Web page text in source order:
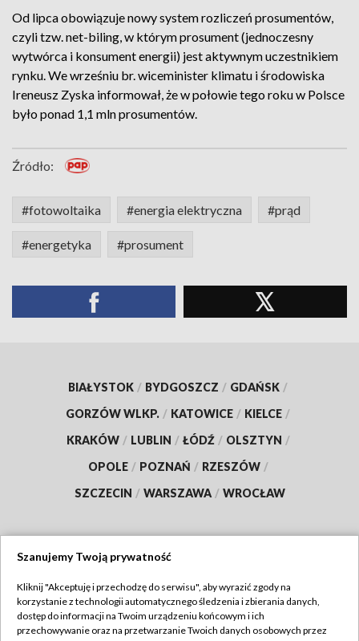
Od lipca obowiązuje nowy system rozliczeń prosumentów,
czyli tzw. net-biling, w którym prosument (jednoczesny
wytwórca i konsument energii) jest aktywnym uczestnikiem
rynku. We wrześniu br. wiceminister klimatu i środowiska
Ireneusz Zyska informował, że w połowie tego roku w Polsce
było ponad 1,1 mln prosumentów.
Źródło:
#fotowoltaika #energia elektryczna #prąd
#energetyka #prosument
BIAŁYSTOK / BYDGOSZCZ / GDAŃSK /
GORZÓW WLKP. / KATOWICE / KIELCE /
KRAKÓW / LUBLIN / ŁÓDŹ / OLSZTYN /
OPOLE / POZNAŃ / RZESZÓW /
SZCZECIN / WARSZAWA / WROCŁAW
TVP
Abonament TVP
Regulamin TVP
Szanujemy Twoją prywatność
Kliknij "Akceptuję i przechodzę do serwisu", aby wyrazić zgody na
korzystanie z technologii automatycznego śledzenia i zbierania danych,
dostęp do informacji na Twoim urządzeniu końcowym i ich
przechowywanie oraz na przetwarzanie Twoich danych osobowych przez